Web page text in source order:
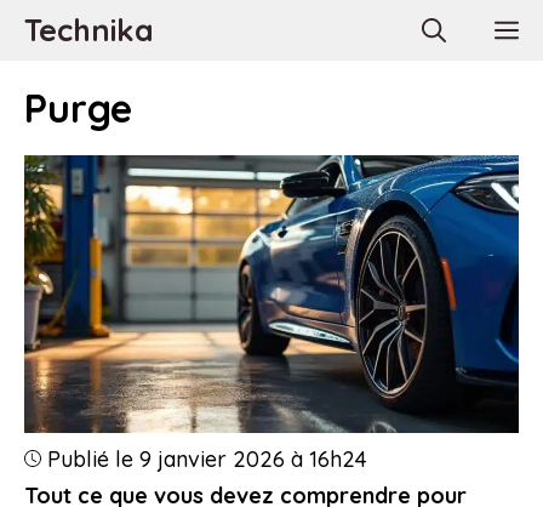
AllerTechnika
Purge
Tout ce que vous devez comprendre pour
Publié le 9 janvier 2026 à 16h24